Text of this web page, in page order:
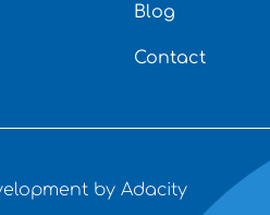
Blog
Contact
by Adacity